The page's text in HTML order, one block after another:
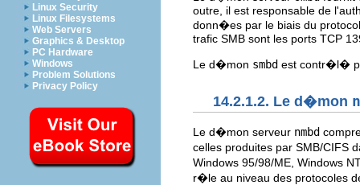
Linux Security
Linux Filesystems
Web Servers
Graphics & Desktop
PC Hardware
Windows
Problem Solutions
Privacy Policy
outre, il est responsable de
donn�es par le biais du
trafic SMB sont les ports TCP
Le d�mon smbd est contr�l�
14.2.1.2. Le d�mon
Le d�mon serveur nmbd
celles produites par SMB/CIFS
Windows 95/98/ME, Windows
r�le au niveau des protocoles